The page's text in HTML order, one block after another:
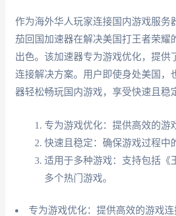
作为海外华人玩家连接国内游戏服务
茄回国加速器在解决美国打王者荣耀
出色。该加速器专为游戏优化，提供
连接解决方案。用户即使身处美国，
器轻松畅玩国内游戏，享受快速且稳
专为游戏优化：提供高效的游
快速且稳定：确保游戏过程中
适用于多种游戏：支持包括《
多个热门游戏。
专为游戏优化：提供高效的游戏连